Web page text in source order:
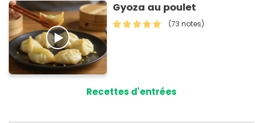
Gyoza au poulet
(73 notes)
Recettes d'entrées